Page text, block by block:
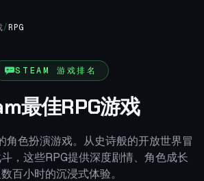
/ RPG
STEAM 游戏排名
最佳RPG游戏
角色扮演游戏。从史诗般的开放世界冒
，这些RPG提供深度剧情、角色成长
百小时的沉浸式体验。